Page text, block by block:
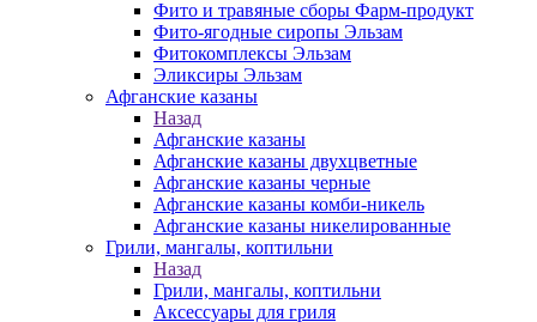
Фито и травяные сборы Фарм-продукт
Фито-ягодные сиропы Эльзам
Фитокомплексы Эльзам
Эликсиры Эльзам
Афганские казаны
Назад
Афганские казаны
Афганские казаны двухцветные
Афганские казаны черные
Афганские казаны комби-никель
Афганские казаны никелированные
Грили, мангалы, коптильни
Назад
Грили, мангалы, коптильни
Аксессуары для гриля